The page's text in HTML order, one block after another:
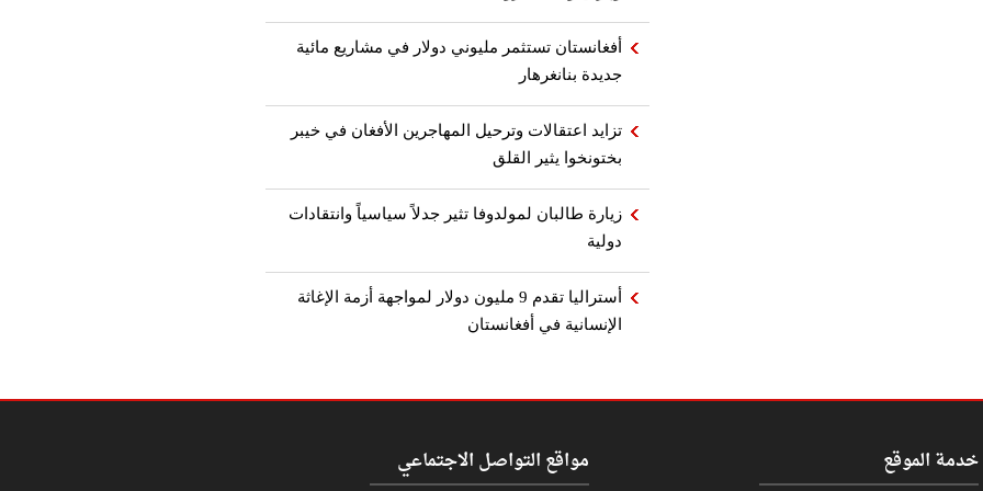
أفغانستان تستثمر مليوني دولار في مشاريع مائية
جديدة بنانغرهار
تزايد اعتقالات وترحيل المهاجرين الأفغان في خيبر
بختونخوا يثير القلق
زيارة طالبان لمولدوفا تثير جدلاً سياسياً وانتقادات
دولية
أستراليا تقدم 9 مليون دولار لمواجهة أزمة الإغاثة
الإنسانية في أفغانستان
مواقع التواصل الاجتماعي خدمة الموقع